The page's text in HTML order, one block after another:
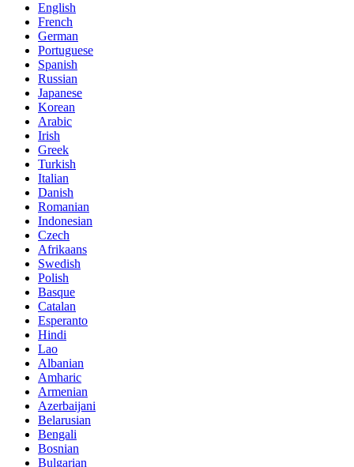
English
French
German
Portuguese
Spanish
Russian
Japanese
Korean
Arabic
Irish
Greek
Turkish
Italian
Danish
Romanian
Indonesian
Czech
Afrikaans
Swedish
Polish
Basque
Catalan
Esperanto
Hindi
Lao
Albanian
Amharic
Armenian
Azerbaijani
Belarusian
Bengali
Bosnian
Bulgarian